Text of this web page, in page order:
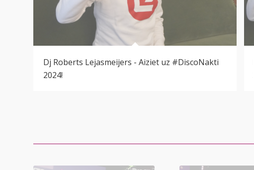
Dj Roberts Lejasmeijers - Aiziet uz #DiscoNakti
2024!